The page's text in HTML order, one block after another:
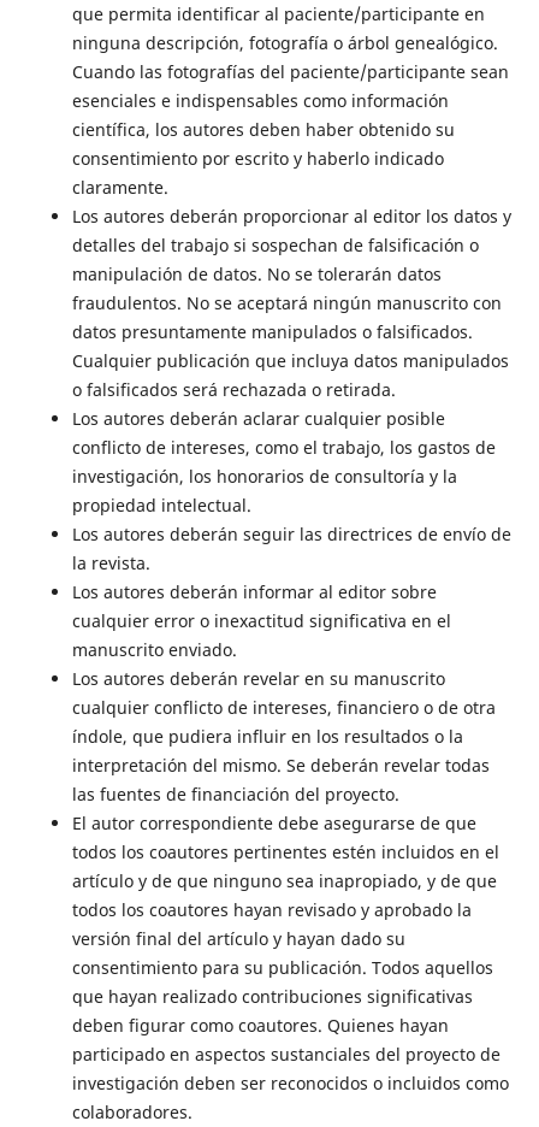
que permita identificar al paciente/participante en
ninguna descripción, fotografía o árbol genealógico.
Cuando las fotografías del paciente/participante sean
esenciales e indispensables como información
científica, los autores deben haber obtenido su
consentimiento por escrito y haberlo indicado
claramente.
Los autores deberán proporcionar al editor los datos y
detalles del trabajo si sospechan de falsificación o
manipulación de datos. No se tolerarán datos
fraudulentos. No se aceptará ningún manuscrito con
datos presuntamente manipulados o falsificados.
Cualquier publicación que incluya datos manipulados
o falsificados será rechazada o retirada.
Los autores deberán aclarar cualquier posible
conflicto de intereses, como el trabajo, los gastos de
investigación, los honorarios de consultoría y la
propiedad intelectual.
Los autores deberán seguir las directrices de envío de
la revista.
Los autores deberán informar al editor sobre
cualquier error o inexactitud significativa en el
manuscrito enviado.
Los autores deberán revelar en su manuscrito
cualquier conflicto de intereses, financiero o de otra
índole, que pudiera influir en los resultados o la
interpretación del mismo. Se deberán revelar todas
las fuentes de financiación del proyecto.
El autor correspondiente debe asegurarse de que
todos los coautores pertinentes estén incluidos en el
artículo y de que ninguno sea inapropiado, y de que
todos los coautores hayan revisado y aprobado la
versión final del artículo y hayan dado su
consentimiento para su publicación. Todos aquellos
que hayan realizado contribuciones significativas
deben figurar como coautores. Quienes hayan
participado en aspectos sustanciales del proyecto de
investigación deben ser reconocidos o incluidos como
colaboradores.